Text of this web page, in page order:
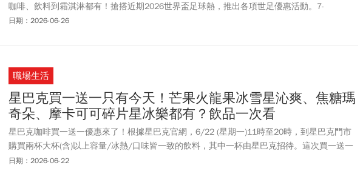
咖啡、飲料到霜淇淋都有！搶搭近期2026世界盃足球熱，推出各項世足優惠活動。7-
ELEVEN「超值五六日」：CITY CAFE大杯美式2杯66元、拿鐵2杯77元，哈根達斯冰品也祭出
「杜老爺甜筒」優惠 ！萊爾富大杯美式、拿鐵咖啡也祭出2杯優惠組活動、還能把超萌
ZANMANG LOOPY 杯塞帶回家！《今周刊》整理超商多項商品的限時促銷懶人包，一次看懂怎
麼買最划算！
日期：2026-06-26
職場生活
星巴克買一送一只有今天！芒果火龍果冰雪星沁爽、焦糖瑪
奇朵、摩卡可可碎片星冰樂都有？飲品一次看
星巴克咖啡買一送一優惠來了！根據星巴克官網，6/22 (星期一)11時至20時，到星巴克門市
購買兩杯大杯(含)以上容量/冰熱/口味皆一致的飲料，其中一杯由星巴克招待。這次買一送一
品項包括草莓巴西莓風味冰雪星沁爽、芒果火龍果冰雪星沁爽、蘋果山竹風味爆爆檸檬星沁
日期：2026-06-22